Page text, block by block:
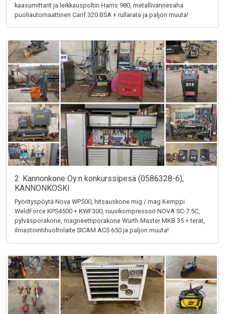
kaasumittarit ja leikkauspoltin Harris 980, metallivannesaha
puoliautomaattinen Carif 320 BSA + rullarata ja paljon muuta!
2. Kannonkone Oy:n konkurssipesä (0586328-6),
KANNONKOSKI
Pyörityspöytä Nova WP500, hitsauskone mig / mag Kemppi
WeldForce KPS4500 + KWF300, ruuvikompressori NOVA SC-7.5C,
pylväsporakone, magneettiporakone Würth Master MKB 35 + terät,
ilmastointihuoltolaite SICAM ACS 650 ja paljon muuta!